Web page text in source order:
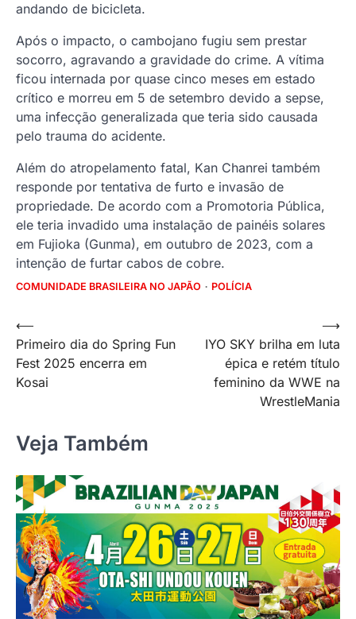
andando de bicicleta.
Após o impacto, o cambojano fugiu sem prestar
socorro, agravando a gravidade do crime. A vítima
ficou internada por quase cinco meses em estado
crítico e morreu em 5 de setembro devido a sepse,
uma infecção generalizada que teria sido causada
pelo trauma do acidente.
Além do atropelamento fatal, Kan Chanrei também
responde por tentativa de furto e invasão de
propriedade. De acordo com a Promotoria Pública,
ele teria invadido uma instalação de painéis solares
em Fujioka (Gunma), em outubro de 2023, com a
intenção de furtar cabos de cobre.
COMUNIDADE BRASILEIRA NO JAPÃO POLÍCIA
Navegação
de
Post
⟵
Primeiro dia do Spring Fun
Fest 2025 encerra em
Kosai
IYO SKY brilha em luta
épica e retém título
feminino da WWE na
WrestleMania
⟶
Veja Também